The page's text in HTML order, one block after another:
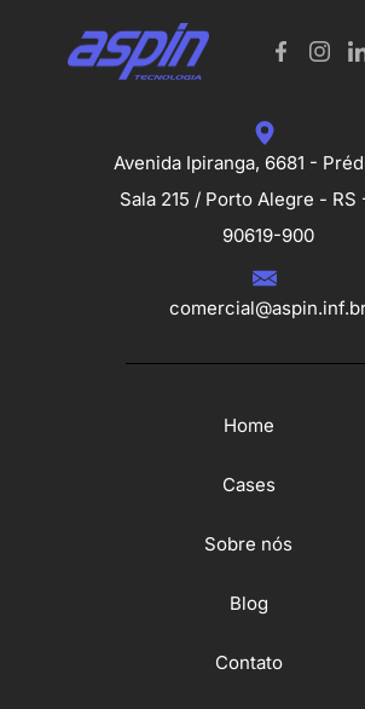
Avenida Ipiranga, 6681 -
Sala 215 / Porto Alegre - RS
90619-900
Home
Cases
Sobre nós
Blog
Contato